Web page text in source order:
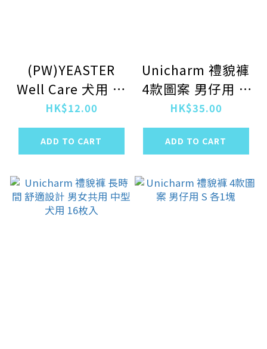
(PW)YEASTER
Well Care 犬用 體
重管理 雞肉濕糧包
50g
HK$12.00
ADD TO CART
Unicharm 禮貌褲
4款圖案 男仔用 M
各1塊
HK$35.00
ADD TO CART